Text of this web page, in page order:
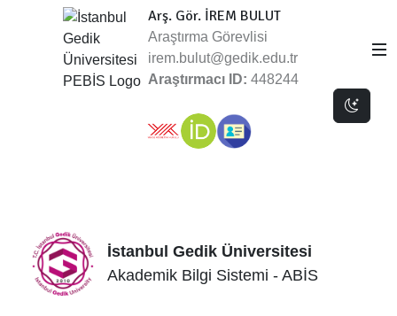
Dark
Arş. Gör. İREM BULUT
Araştırma Görevlisi
irem.bulut@gedik.edu.tr
Araştırmacı ID: 448244
İstanbul Gedik Üniversitesi
Akademik Bilgi Sistemi - ABİS